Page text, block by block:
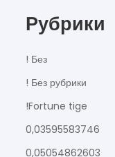
Рубрики
! Без
! Без рубрики
!Fortune tige
0,03595583746
0,05054862603